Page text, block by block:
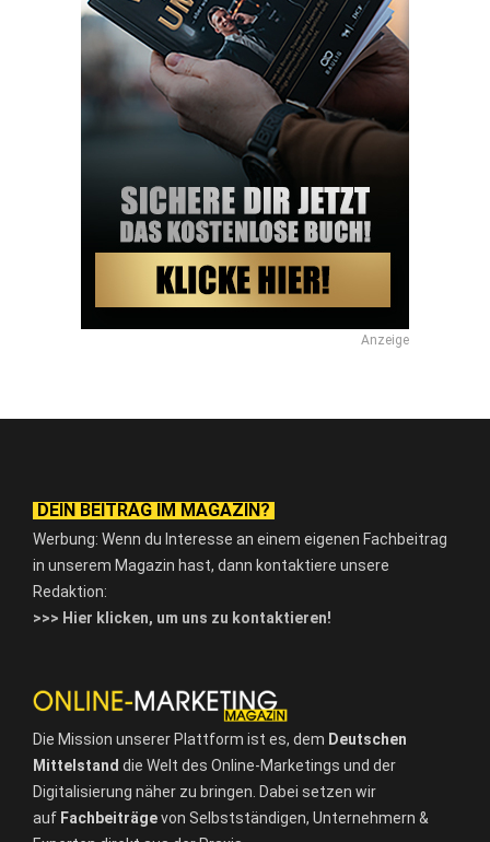
Anzeige
DEIN BEITRAG IM MAGAZIN?
Werbung: Wenn du Interesse an einem eigenen Fachbeitrag
in unserem Magazin hast, dann kontaktiere unsere
Redaktion:
>>> Hier klicken, um uns zu kontaktieren!
Die Mission unserer Plattform ist es, dem Deutschen
Mittelstand die Welt des Online-Marketings und der
Digitalisierung näher zu bringen. Dabei setzen wir
auf Fachbeiträgevon Selbstständigen, Unternehmern &